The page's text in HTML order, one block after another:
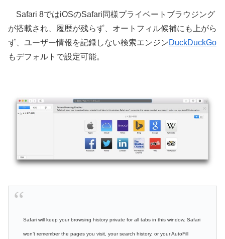
Safari 8ではiOSのSafari同様プライベートブラウジング
が搭載され、履歴が残らず、オートフィル候補にも上がら
ず、ユーザー情報を記録しない検索エンジンDuckDuckGo
もデフォルトで設定可能。
Safari will keep your browsing history private for all tabs in this window. Safari
won’t remember the pages you visit, your search history, or your AutoFill